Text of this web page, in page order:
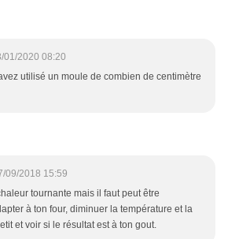
01/2020 08:20
utilisé un moule de combien de centimètre
09/2018 15:59
tournante mais il faut peut être
à ton four, diminuer la température et la
et voir si le résultat est à ton gout.